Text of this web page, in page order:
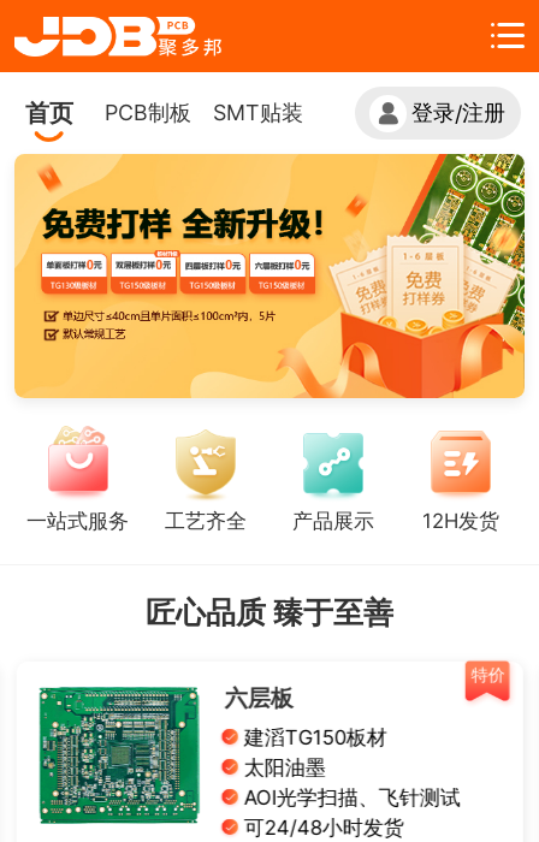
首页 PCB制板 SMT贴装 登录/注册
一站式服务 工艺齐全 产品展示 12H发货
匠心品质 臻于至善
特价
单面铝基板
导热系数1W
有铅喷锡、白油黑字
板厚： 1.0/1.2/1.6 mm
可12/24小时发货